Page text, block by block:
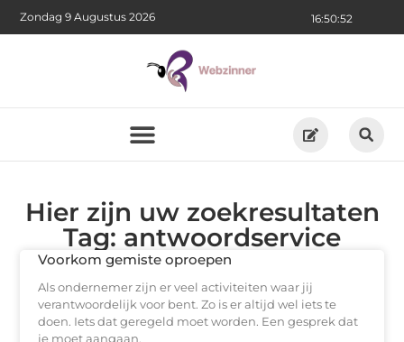
16:50:52
Zondag 9 Augustus 2026
Hier zijn uw zoekresultaten
Tag: antwoordservice
Voorkom gemiste oproepen
Als ondernemer zijn er veel activiteiten waar jij
verantwoordelijk voor bent. Zo is er altijd wel iets te
doen. Iets dat geregeld moet worden. Een gesprek dat
je moet aangaan.